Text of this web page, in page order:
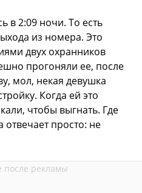
в 2:09 ночи. То есть
из номера. Это
двух охранников
прогоняли ее, после
мол, некая девушка
Когда ей это
чтобы выгнать. Где
просто: не